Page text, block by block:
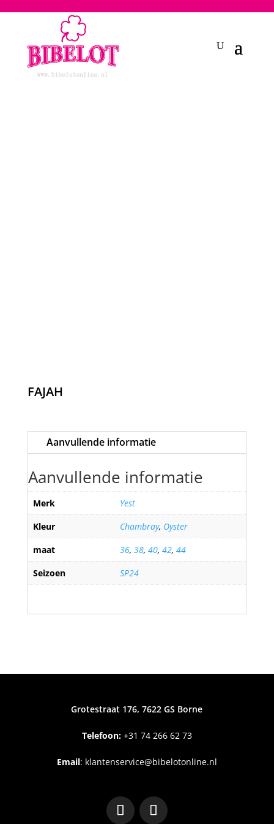
FAJAH
Aanvullende informatie
Aanvullende informatie
Merk
Yest
Kleur
Chambray, Oyster
maat
36, 38, 40, 42, 44
Seizoen
SP24
Grotestraat 176, 7622 GS Borne
Telefoon:+31 74 266 62 73
Email: klantenservice@bibelotonline.nl